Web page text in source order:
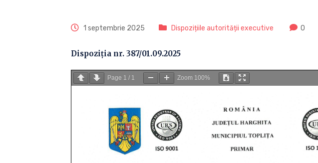
1 septembrie 2025 Dispozițiile autorității executive 0
Dispoziția nr. 387/01.09.2025
Page 1 / 1 Zoom 100%